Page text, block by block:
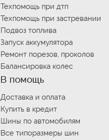
Техпомощь при дтп
Техпомощь при застревании
Подвоз топлива
Запуск аккумулятора
Ремонт порезов, проколов
Балансировка колес
В помощь
Доставка и оплата
Купить в кредит
Шины по автомобилям
Все типоразмеры шин